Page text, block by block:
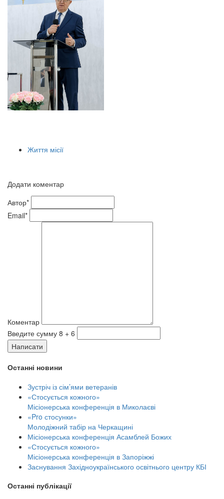
Життя місії
Додати коментар
Автор*
Email*
Коментар
Введите сумму 8 + 6
Написати
Останні новини
Зустріч із сім’ями ветеранів
«Стосується кожного»
Місіонерська конференція в Миколаєві
«Pro стосунки»
Молодіжний табір на Черкащині
Місіонерська конференція Асамблей Божих
«Стосується кожного»
Місіонерська конференція в Запоріжжі
Заснування Західноукраїнського освітнього центру КБІ
Останні публікації